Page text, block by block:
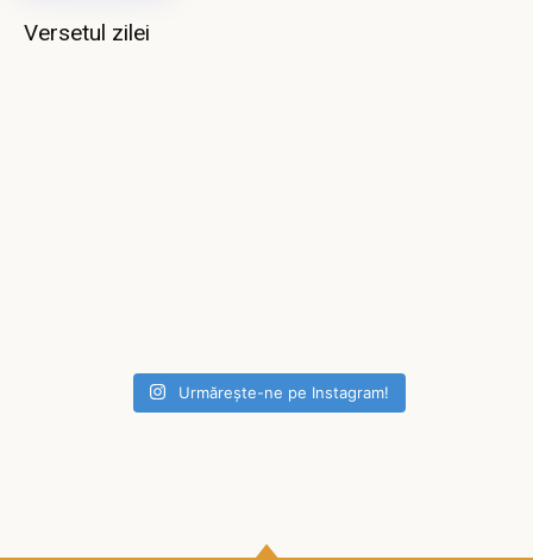
Versetul zilei
Urmărește-ne pe Instagram!